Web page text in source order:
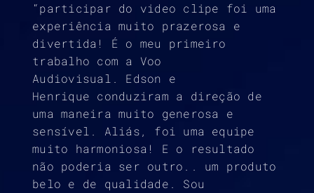
“participar do video clipe foi uma
experiência muito prazerosa e
divertida! É o meu primeiro
trabalho com a Voo
Audiovisual. Edson e
Henrique conduziram a direção de
uma maneira muito generosa e
sensível. Aliás, foi uma equipe
muito harmoniosa! E o resultado
não poderia ser outro.. um produto
belo e de qualidade. Sou